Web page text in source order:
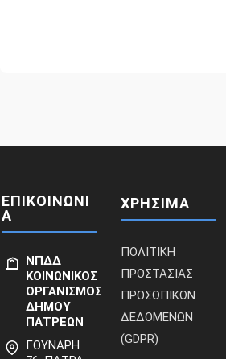
ΕΠΙΚΟΙΝΩΝΙ
Α
ΝΠΔΔ
ΚΟΙΝΩΝΙΚΟΣ
ΟΡΓΑΝΙΣΜΟΣ
ΔΗΜΟΥ
ΠΑΤΡΕΩΝ
ΓΟΥΝΑΡΗ
ΧΡΗΣΙΜΑ
ΠΟΛΙΤΙΚΗ
ΠΡΟΣΤΑΣΙΑΣ
ΠΡΟΣΩΠΙΚΩΝ
ΔΕΔΟΜΕΝΩΝ
(GDPR)